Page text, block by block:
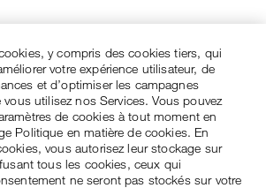
y compris des cookies tiers, qui
votre expérience utilisateur, de
et d’optimiser les campagnes
utilisez nos Services. Vous pouvez
de cookies à tout moment en
Politique en matière de cookies. En
vous autorisez leur stockage sur
tous les cookies, ceux qui
ne seront pas stockés sur votre